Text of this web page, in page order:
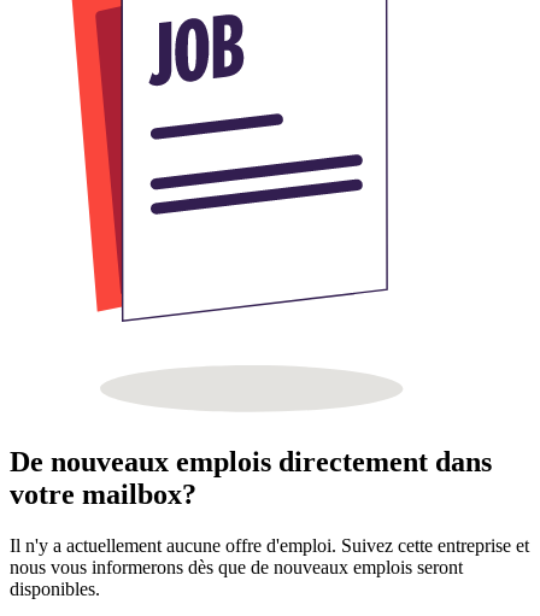
De nouveaux emplois directement dans
votre mailbox?
Il n'y a actuellement aucune offre d'emploi. Suivez cette entreprise et
nous vous informerons dès que de nouveaux emplois seront
disponibles.